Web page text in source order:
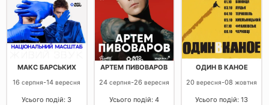
МАКС БАРСЬКИХ
16серпня-14вересня
Усього подій: 3
АРТЕМ ПИВОВАРОВ
24 серпня-26 вересня
Усього подій: 4
ОДИН В КАНОЕ
20вересня-08жовтня
Усього подій: 13